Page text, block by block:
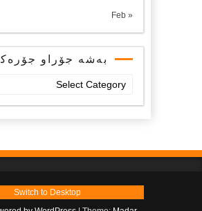
« Feb
بەشە جۆراو
جۆرەکان
Switch to Desktop